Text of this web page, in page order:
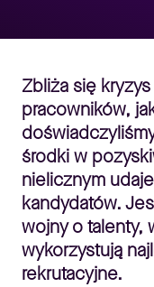
Zbliża się
pracowników,
środki w
nielicznym
kandydatów.
wojny o talenty,
wykorzystują
rekrutacyjne.